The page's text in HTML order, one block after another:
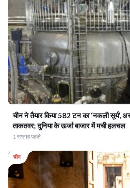
सुरक्षित।
चीन ने तैयार किया 582 टन का ‘नकली सूर्य’,
ताकतवर; दुनिया के ऊर्जा बाजार में मची हलचल
1 सप्ताह पहले
चीन